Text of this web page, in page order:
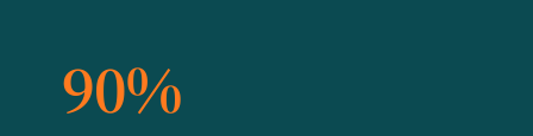
90%